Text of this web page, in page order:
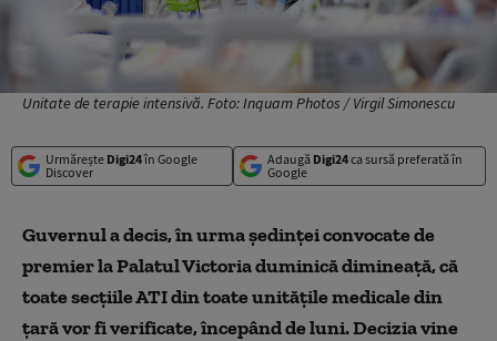
Unitate de terapie intensivă. Foto: Inquam Photos / Virgil Simonescu
Urmărește Digi24în Google
Discover
Adaugă Digi24ca sursă preferată în
Google
Guvernul a decis, în urma ședinței convocate de
premier la Palatul Victoria duminică dimineață, că
toate secțiile ATI din toate unitățile medicale din
țară vor fi verificate, începând de luni. Decizia vine